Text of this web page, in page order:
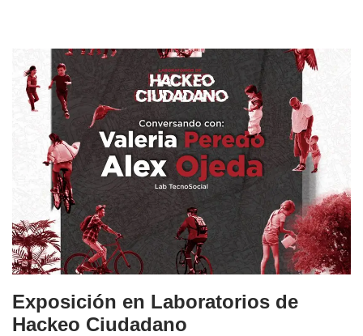
Exposición en Laboratorios de
Hackeo Ciudadano